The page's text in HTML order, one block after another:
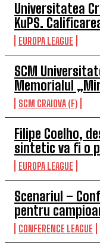
Universitatea
KuPS.
EUROPA LEAGUE
SCM
Memorialul
SCM CRAIOVA (F)
Filipe Coelho,
sintetic va fi o
EUROPA LEAGUE
Scenariul –
pentru
CONFERENCE LEAGUE